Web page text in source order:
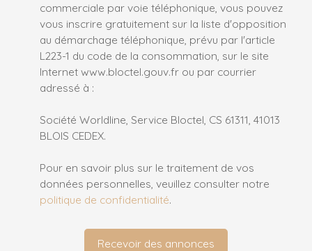
commerciale par voie téléphonique, vous pouvez
vous inscrire gratuitement sur la liste d'opposition
au démarchage téléphonique, prévu par l'article
L223-1 du code de la consommation, sur le site
Internet www.bloctel.gouv.fr ou par courrier
adressé à :
Société Worldline, Service Bloctel, CS 61311, 41013
BLOIS CEDEX.
Pour en savoir plus sur le traitement de vos
données personnelles, veuillez consulter notre
politique de confidentialité.
Recevoir des annonces